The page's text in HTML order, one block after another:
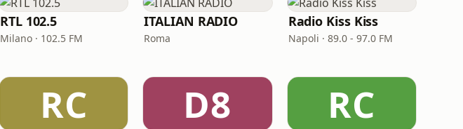
RTL 102.5
Milano · 102.5 FM
ITALIAN RADIO
Roma
Radio Kiss Kiss
Napoli · 89.0 - 97.0 FM
RC D8 RC